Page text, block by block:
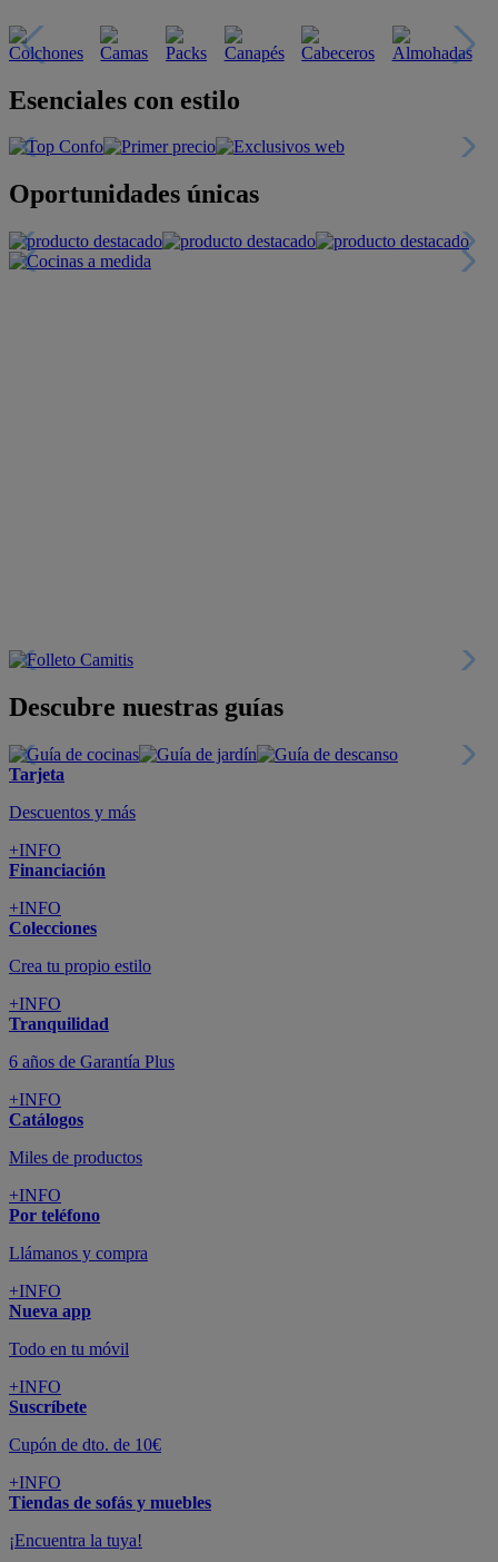
Esenciales con estilo
Oportunidades únicas
Descubre nuestras guías
Tarjeta
Descuentos y más
+INFO
Financiación
+INFO
Colecciones
Crea tu propio estilo
+INFO
Tranquilidad
6 años de Garantía Plus
+INFO
Catálogos
Miles de productos
+INFO
Por teléfono
Llámanos y compra
+INFO
Nueva app
Todo en tu móvil
+INFO
Suscríbete
Cupón de dto. de 10€
+INFO
Tiendas de sofás y muebles
¡Encuentra la tuya!